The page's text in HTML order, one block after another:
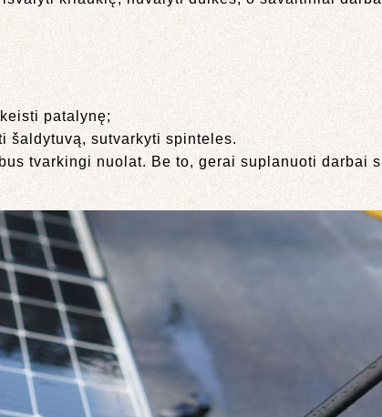
patalynę;
šaldytuvą, sutvarkyti spinteles.
tvarkingi nuolat. Be to, gerai suplanuoti darbai